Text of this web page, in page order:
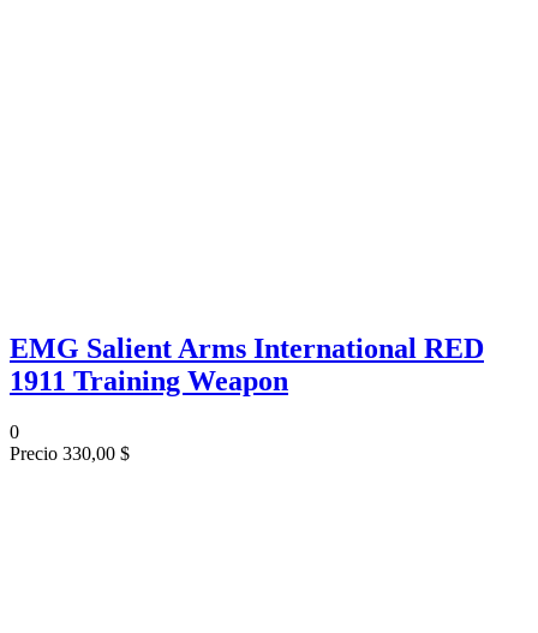
EMG Salient Arms International RED
1911 Training Weapon
0
Precio 330,00 $